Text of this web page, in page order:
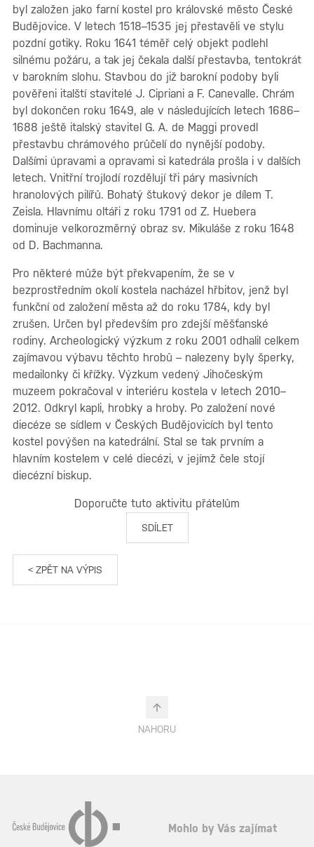
byl založen jako farní kostel pro královské město České
Budějovice. V letech 1518–1535 jej přestavěli ve stylu
pozdní gotiky. Roku 1641 téměř celý objekt podlehl
silnému požáru, a tak jej čekala další přestavba, tentokrát
v barokním slohu. Stavbou do již barokní podoby byli
pověřeni italští stavitelé J. Cipriani a F. Canevalle. Chrám
byl dokončen roku 1649, ale v následujících letech 1686–
1688 ještě italský stavitel G. A. de Maggi provedl
přestavbu chrámového průčelí do nynější podoby.
Dalšími úpravami a opravami si katedrála prošla i v dalších
letech. Vnitřní trojlodí rozdělují tři páry masivních
hranolových pilířů. Bohatý štukový dekor je dílem T.
Zeisla. Hlavnímu oltáři z roku 1791 od Z. Huebera
dominuje velkorozměrný obraz sv. Mikuláše z roku 1648
od D. Bachmanna.
Pro některé může být překvapením, že se v
bezprostředním okolí kostela nacházel hřbitov, jenž byl
funkční od založení města až do roku 1784, kdy byl
zrušen. Určen byl především pro zdejší měšťanské
rodiny. Archeologický výzkum z roku 2001 odhalil celkem
zajímavou výbavu těchto hrobů – nalezeny byly šperky,
medailonky či křížky. Výzkum vedený Jihočeským
muzeem pokračoval v interiéru kostela v letech 2010–
2012. Odkryl kapli, hrobky a hroby. Po založení nové
diecéze se sídlem v Českých Budějovicích byl tento
kostel povýšen na katedrální. Stal se tak prvním a
hlavním kostelem v celé diecézi, v jejímž čele stojí
diecézní biskup.
Doporučte tuto aktivitu přátelům
SDÍLET
< ZPĚT NA VÝPIS
NAHORU
Mohlo by Vás zajímat